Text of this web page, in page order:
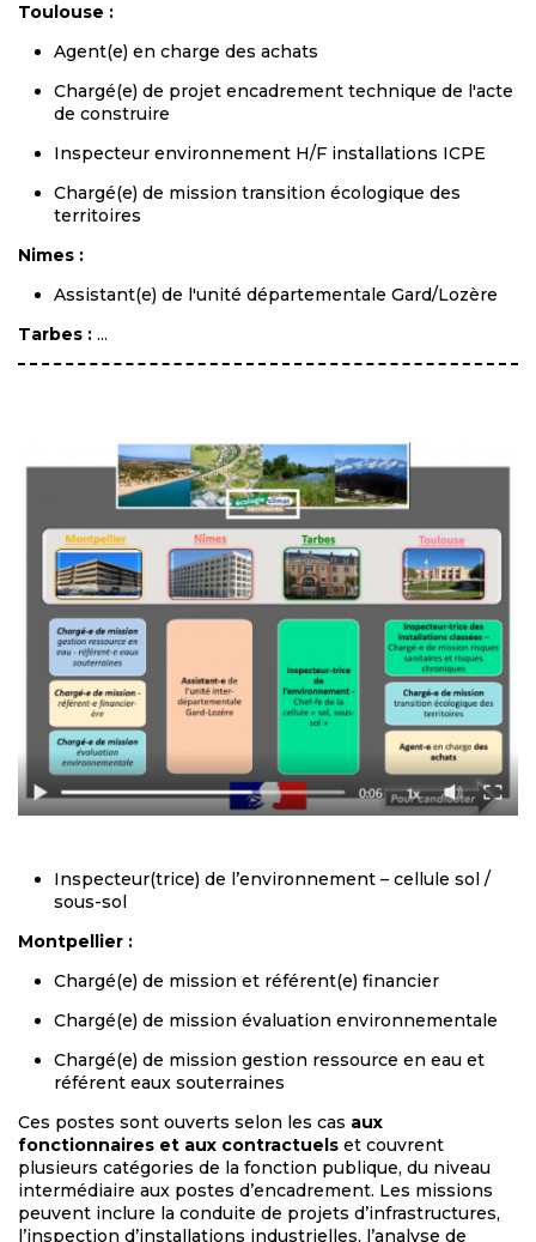
Toulouse :
Agent(e) en charge des achats
Chargé(e) de projet encadrement technique de l'acte
de construire
Inspecteur environnement H/F installations ICPE
Chargé(e) de mission transition écologique des
territoires
Nimes :
Assistant(e) de l'unité départementale Gard/Lozère
Tarbes : ...
Inspecteur(trice) de l’environnement – cellule sol /
sous-sol
Montpellier :
Chargé(e) de mission et référent(e) financier
Chargé(e) de mission évaluation environnementale
Chargé(e) de mission gestion ressource en eau et
référent eaux souterraines
Ces postes sont ouverts selon les cas aux
fonctionnaires et aux contractuels et couvrent
plusieurs catégories de la fonction publique, du niveau
intermédiaire aux postes d’encadrement. Les missions
peuvent inclure la conduite de projets d’infrastructures,
l’inspection d’installations industrielles, l’analyse de